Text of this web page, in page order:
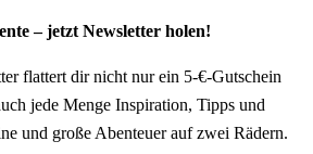
– jetzt Newsletter holen!
flattert dir nicht nur ein 5-€-Gutschein
jede Menge Inspiration, Tipps und
und große Abenteuer auf zwei Rädern.